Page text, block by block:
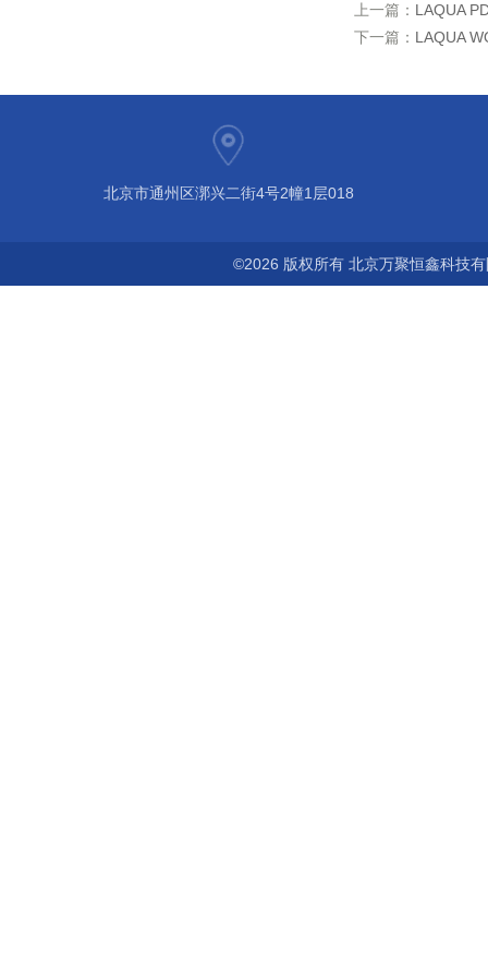
上一篇： LAQUA
下一篇： LAQUA
北京市通州区漷兴二街4号2幢1层018
©2026 版权所有 北京万聚恒鑫科技